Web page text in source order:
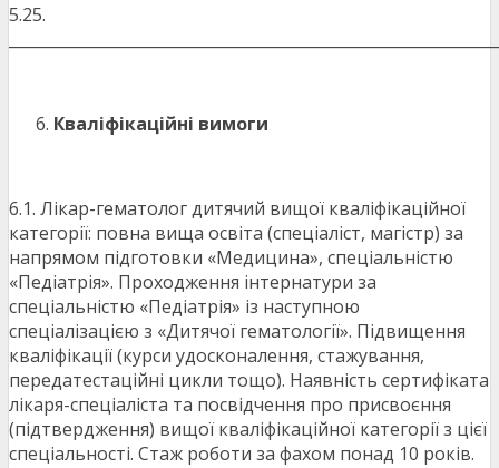
5.25.
Кваліфікаційні вимоги
6.1. Лікар-гематолог дитячий вищої кваліфікаційної
категорії: повна вища освіта (спеціаліст, магістр) за
напрямом підготовки «Медицина», спеціальністю
«Педіатрія». Проходження інтернатури за
спеціальністю «Педіатрія» із наступною
спеціалізацією з «Дитячої гематології». Підвищення
кваліфікації (курси удосконалення, стажування,
передатестаційні цикли тощо). Наявність сертифіката
лікаря-спеціаліста та посвідчення про присвоєння
(підтвердження) вищої кваліфікаційної категорії з цієї
спеціальності. Стаж роботи за фахом понад 10 років.